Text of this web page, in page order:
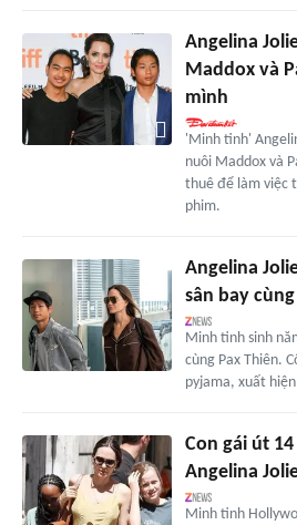
Angelina
Maddox và
mình
'Minh tinh'
nuôi Maddox và
thuê để làm việc
phim.
Angelina
sân bay
Minh tinh sinh
cùng Pax Thiên.
pyjama, xuất
Con gái út
Angelina
Minh tinh